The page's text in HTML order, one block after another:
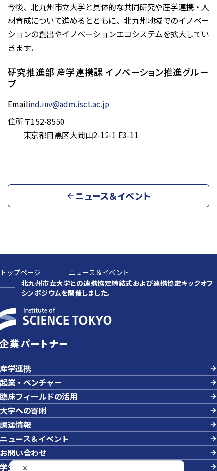
今後、北九州市立大学と具体的な共同研究や産学連携・人
材育成について進めるとともに、北九州地域でのイノベー
ションの創出やイノベーションエコシステムを拡大してい
きます。
研究推進部 産学連携課 イノベーション推進グルー
プ
Emailind.inv@adm.isct.ac.jp
住所〒152-8550
東京都目黒区大岡山2-12-1 E3-11
ニュース＆イベント
トップページ
ニュース＆イベント
北九州市立大学との連携協定締結式および連携協定キックオフ
シンポジウムを開催しました。
企業パートナー
産学連携
起業・ベンチャー
臨床フィールドの活用
大学への寄附
調達情報
ニュース＆イベント
お問い合わせ
学生の採用